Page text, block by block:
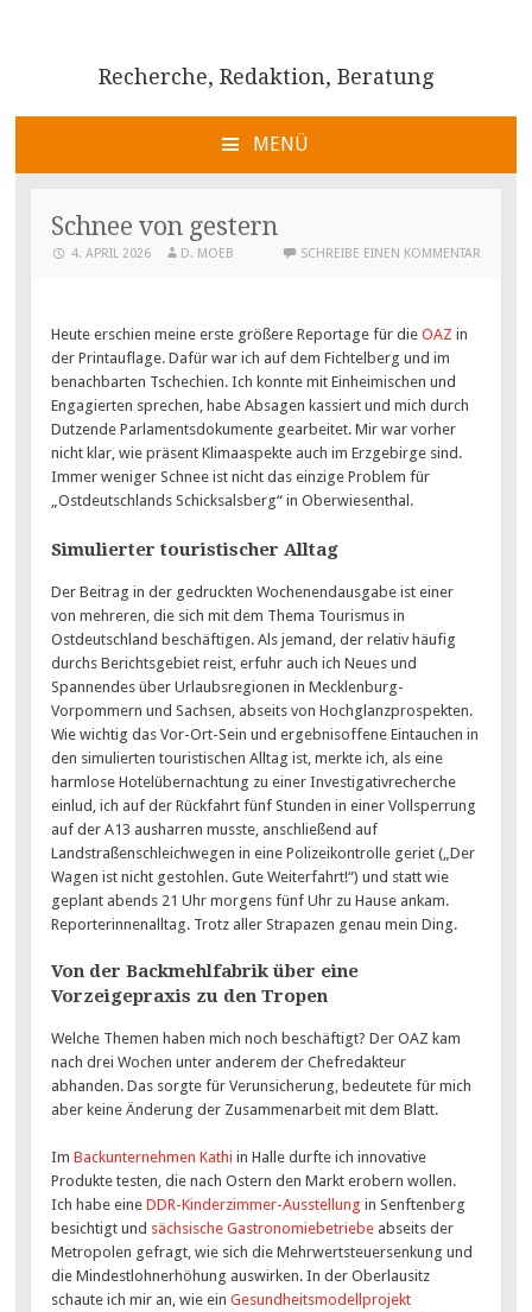
Recherche, Redaktion, Beratung
MENÜ
ZUM
SPRINGEN
Schnee von gestern
4. APRIL 2026 D. MOEB SCHREIBE EINEN KOMMENTAR
Heute erschien meine erste größere Reportage für dieOAZ in
der Printauflage. Dafür war ich auf dem Fichtelberg und im
benachbarten Tschechien. Ich konnte mit Einheimischen und
Engagierten sprechen, habe Absagen kassiert und mich durch
Dutzende Parlamentsdokumente gearbeitet. Mir war vorher
nicht klar, wie präsent Klimaaspekte auch im Erzgebirge sind.
Immer weniger Schnee ist nicht das einzige Problem für
„Ostdeutschlands Schicksalsberg“ in Oberwiesenthal.
Simulierter touristischer Alltag
Der Beitrag in der gedruckten Wochenendausgabe ist einer
von mehreren, die sich mit dem Thema Tourismus in
Ostdeutschland beschäftigen. Als jemand, der relativ häufig
durchs Berichtsgebiet reist, erfuhr auch ich Neues und
Spannendes über Urlaubsregionen in Mecklenburg-
Vorpommern und Sachsen, abseits von Hochglanzprospekten.
Wie wichtig das Vor-Ort-Sein und ergebnisoffene Eintauchen in
den simulierten touristischen Alltag ist, merkte ich, als eine
harmlose Hotelübernachtung zu einer Investigativrecherche
einlud, ich auf der Rückfahrt fünf Stunden in einer Vollsperrung
auf der A13 ausharren musste, anschließend auf
Landstraßenschleichwegen in eine Polizeikontrolle geriet („Der
Wagen ist nicht gestohlen. Gute Weiterfahrt!“) und statt wie
geplant abends 21 Uhr morgens fünf Uhr zu Hause ankam.
Reporterinnenalltag. Trotz aller Strapazen genau mein Ding.
Von der Backmehlfabrik über eine
Vorzeigepraxis zu den Tropen
Welche Themen haben mich noch beschäftigt? Der OAZ kam
nach drei Wochen unter anderem der Chefredakteur
abhanden. Das sorgte für Verunsicherung, bedeutete für mich
aber keine Änderung der Zusammenarbeit mit dem Blatt.
ImBackunternehmen Kathi in Halle durfte ich innovative
Produkte testen, die nach Ostern den Markt erobern wollen.
Ich habe eineDDR-Kinderzimmer-Ausstellung in Senftenberg
besichtigt und sächsische Gastronomiebetriebe abseits der
Metropolen gefragt, wie sich die Mehrwertsteuersenkung und
die Mindestlohnerhöhung auswirken. In der Oberlausitz
schaute ich mir an, wie einGesundheitsmodellprojekt